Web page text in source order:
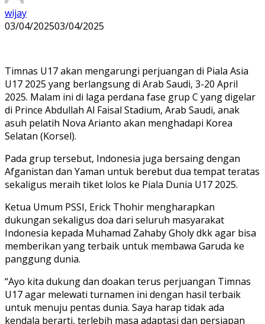
wijay
03/04/202503/04/2025
Timnas U17 akan mengarungi perjuangan di Piala Asia
U17 2025 yang berlangsung di Arab Saudi, 3-20 April
2025. Malam ini di laga perdana fase grup C yang digelar
di Prince Abdullah Al Faisal Stadium, Arab Saudi, anak
asuh pelatih Nova Arianto akan menghadapi Korea
Selatan (Korsel).
Pada grup tersebut, Indonesia juga bersaing dengan
Afganistan dan Yaman untuk berebut dua tempat teratas
sekaligus meraih tiket lolos ke Piala Dunia U17 2025.
Ketua Umum PSSI, Erick Thohir mengharapkan
dukungan sekaligus doa dari seluruh masyarakat
Indonesia kepada Muhamad Zahaby Gholy dkk agar bisa
memberikan yang terbaik untuk membawa Garuda ke
panggung dunia.
“Ayo kita dukung dan doakan terus perjuangan Timnas
U17 agar melewati turnamen ini dengan hasil terbaik
untuk menuju pentas dunia. Saya harap tidak ada
kendala berarti, terlebih masa adaptasi dan persiapan